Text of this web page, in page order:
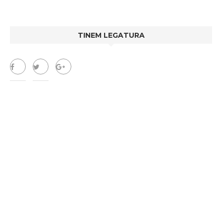
TINEM LEGATURA